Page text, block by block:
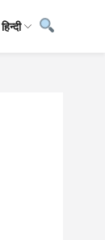
हिन्दी